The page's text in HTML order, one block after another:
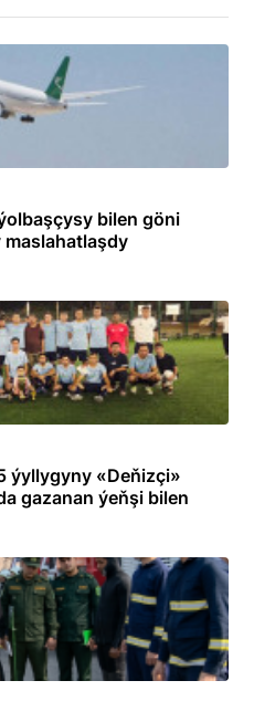
bilen göni
ýyllygyny «Deňizçi»
gazanan ýeňşi bilen